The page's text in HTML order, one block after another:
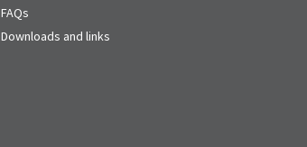
FAQs
Downloads and links